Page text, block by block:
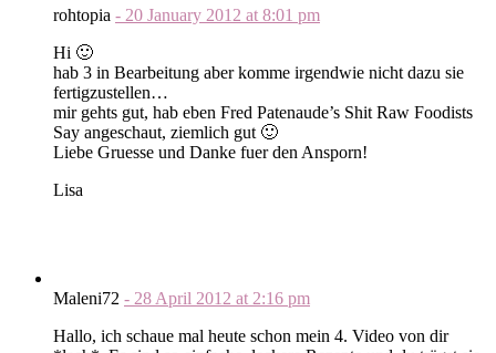
rohtopia - 20 January 2012 at 8:01 pm
Hi 🙂
hab 3 in Bearbeitung aber komme irgendwie nicht dazu sie
fertigzustellen…
mir gehts gut, hab eben Fred Patenaude’s Shit Raw Foodists
Say angeschaut, ziemlich gut 🙂
Liebe Gruesse und Danke fuer den Ansporn!
Lisa
Maleni72 - 28 April 2012 at 2:16 pm
Hallo, ich schaue mal heute schon mein 4. Video von dir